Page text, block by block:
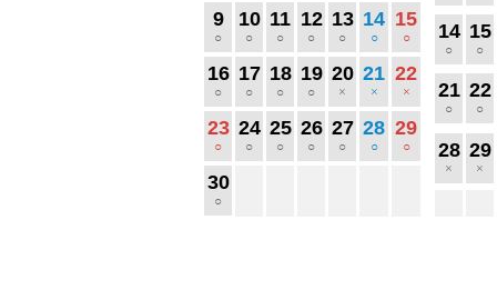
9
○
10
○
11
○
12
○
13
○
14
○
15
○
16
○
17
○
18
○
19
○
20
×
21
×
22
×
23
○
24
○
25
○
26
○
27
○
28
○
29
○
30
○
14
○
15
○
21
○
22
○
28
×
29
×